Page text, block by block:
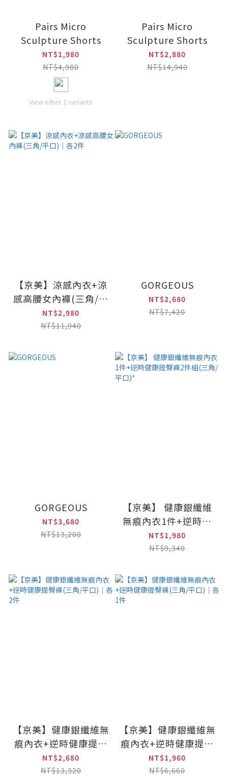
Pairs Micro
Sculpture Shorts
NT$1,980
NT$4,980
View other 1 variants
Pairs Micro
Sculpture Shorts
NT$2,880
NT$14,940
【京美】涼感內衣+涼
感高腰女內褲(三角/平
口)｜各2件
NT$2,980
NT$11,940
GORGEOUS
NT$2,680
NT$7,420
GORGEOUS
NT$3,680
NT$13,200
【京美】 健康銀纖維
無痕內衣1件+逆時健
康提臀褲2件組(三角/
平口)*
NT$1,980
NT$9,340
【京美】健康銀纖維無
痕內衣+逆時健康提臀
褲(三角/平口)｜各2件
NT$2,680
NT$13,320
【京美】健康銀纖維無
痕內衣+逆時健康提臀
褲(三角/平口)｜各1件
NT$1,960
NT$6,660